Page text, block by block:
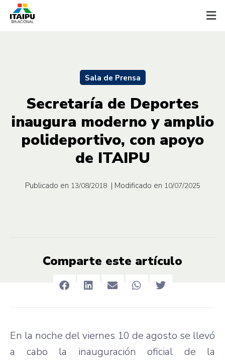
Sala de Prensa
Secretaría de Deportes
inaugura moderno y amplio
polideportivo, con apoyo
de ITAIPU
Publicado en 13/08/2018 | Modificado en 10/07/2025
Comparte este artículo
En la noche del viernes 10 de agosto se llevó
a cabo la inauguración oficial de la